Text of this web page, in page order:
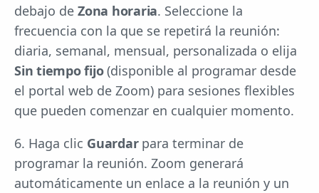
debajo de Zona horaria. Seleccione la
frecuencia con la que se repetirá la reunión:
diaria, semanal, mensual, personalizada o elija
Sin tiempo fijo(disponible al programar desde
el portal web de Zoom) para sesiones flexibles
que pueden comenzar en cualquier momento.
6. Haga clic Guardarpara terminar de
programar la reunión. Zoom generará
automáticamente un enlace a la reunión y un